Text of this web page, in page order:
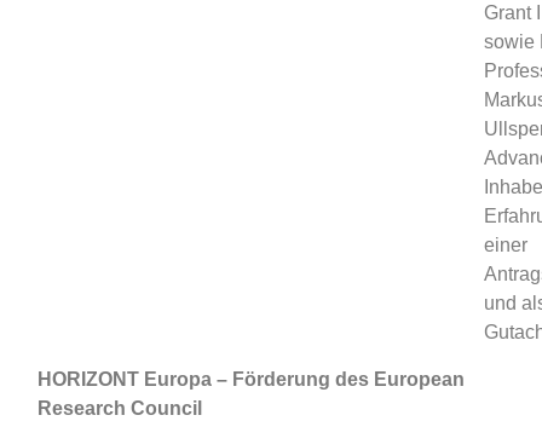
Grant
sowie
einer
und
HORIZONT Europa – Förderung des European
Research Council